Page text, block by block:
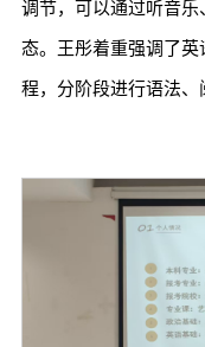
调节，可以通过听音
态。王彤着重强调了
程，分阶段进行语法、